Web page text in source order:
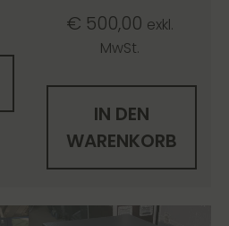
€ 500,00 exkl.
MwSt.
IN DEN
WARENKORB